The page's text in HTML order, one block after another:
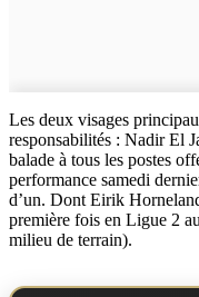
Les deux visages
responsabilités : Nadir El
balade à tous les postes
performance samedi
d’un. Dont Eirik
première fois en Ligue 2
milieu de terrain).